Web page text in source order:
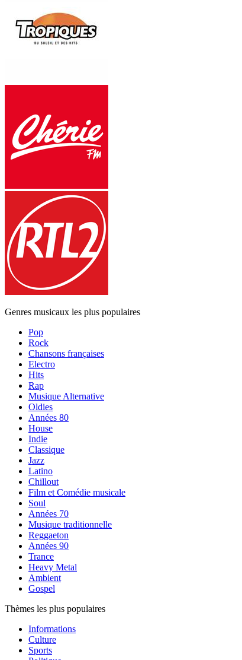
Genres musicaux les plus populaires
Pop
Rock
Chansons françaises
Electro
Hits
Rap
Musique Alternative
Oldies
Années 80
House
Indie
Classique
Jazz
Latino
Chillout
Film et Comédie musicale
Soul
Années 70
Musique traditionnelle
Reggaeton
Années 90
Trance
Heavy Metal
Ambient
Gospel
Thèmes les plus populaires
Informations
Culture
Sports